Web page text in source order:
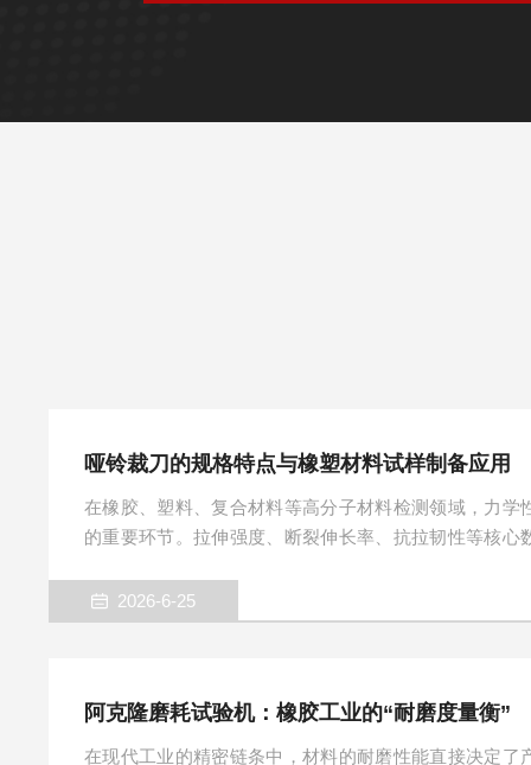
哑铃裁刀的规格特点与橡塑材料试样制备应用
在橡胶、塑料、复合材料等高分子材料检测领域，力学
的重要环节。拉伸强度、断裂伸长率、抗拉韧性等核心
哑铃裁刀是材料实验制样的专用刀具，用于裁切出符
各类柔性、半刚性橡塑材料的制样工作，是材料实验室
2026-6-25
阿克隆磨耗试验机：橡胶工业的“耐磨度量衡”
在现代工业的精密链条中，材料的耐磨性能直接决定了